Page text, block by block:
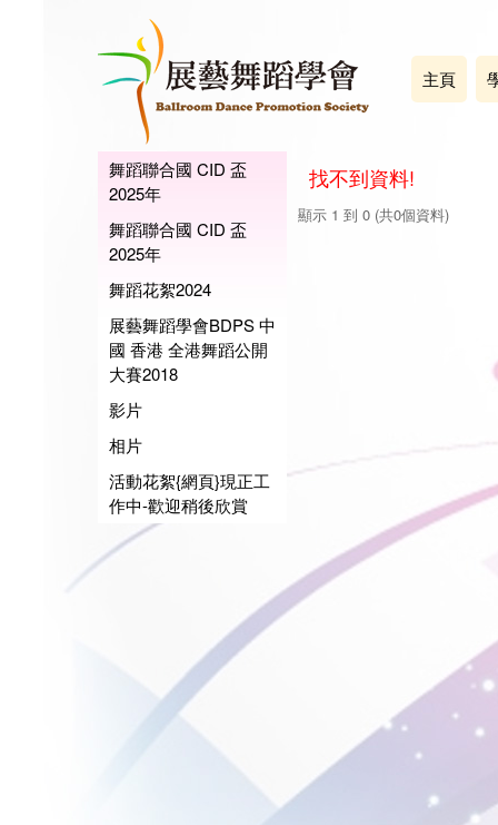
主頁
舞蹈聯合國 CID 盃
2025年
舞蹈聯合國 CID 盃
2025年
舞蹈花絮2024
展藝舞蹈學會BDPS 中
國 香港 全港舞蹈公開
大賽2018
影片
相片
活動花絮{網頁}現正工
作中-歡迎稍後欣賞
找不到資料!
顯示 1 到 0 (共0個資料)